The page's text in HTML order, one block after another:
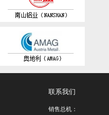
联系我们
销售总机：